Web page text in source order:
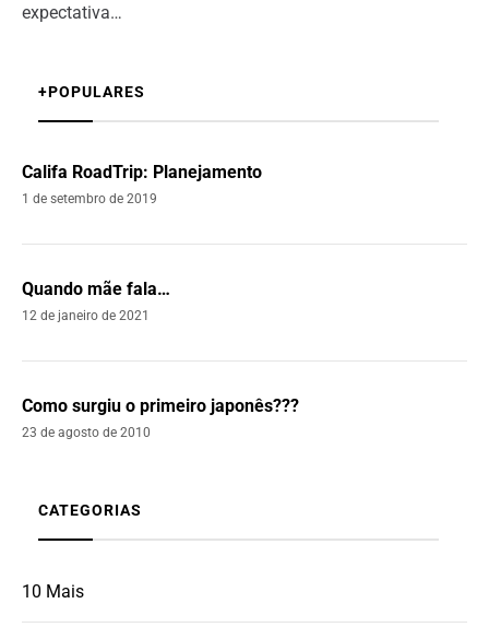
expectativa…
+POPULARES
Califa RoadTrip: Planejamento
1 de setembro de 2019
Quando mãe fala…
12 de janeiro de 2021
Como surgiu o primeiro japonês???
23 de agosto de 2010
CATEGORIAS
10 Mais